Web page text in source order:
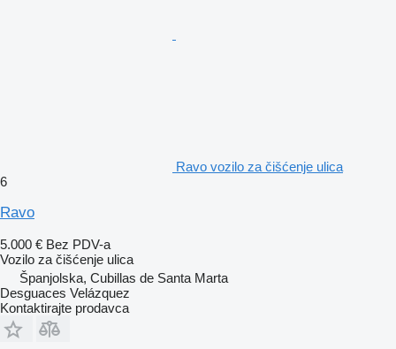
Ravo vozilo za čišćenje ulica
6
Ravo
5.000 € Bez PDV-a
Vozilo za čišćenje ulica
Španjolska, Cubillas de Santa Marta
Desguaces Velázquez
Kontaktirajte prodavca